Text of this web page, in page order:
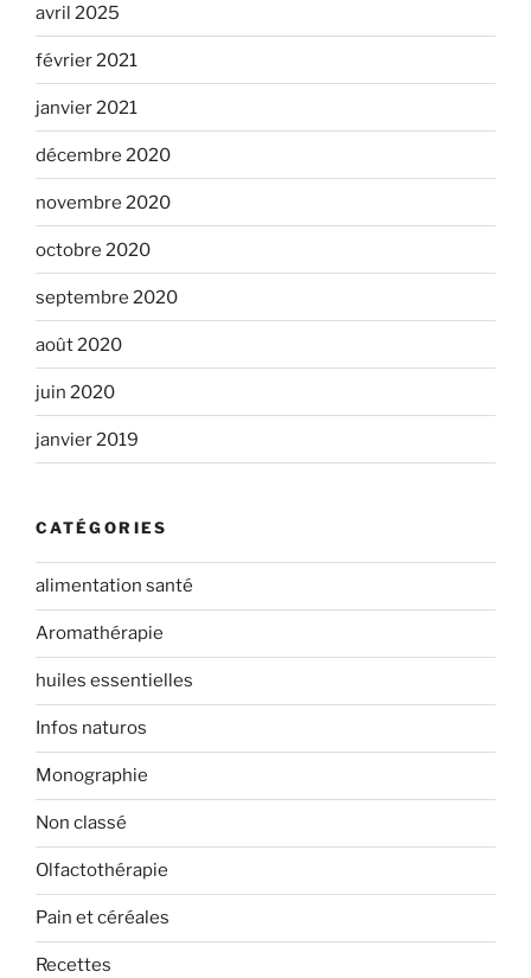
avril 2025
février 2021
janvier 2021
décembre 2020
novembre 2020
octobre 2020
septembre 2020
août 2020
juin 2020
janvier 2019
CATÉGORIES
alimentation santé
Aromathérapie
huiles essentielles
Infos naturos
Monographie
Non classé
Olfactothérapie
Pain et céréales
Recettes